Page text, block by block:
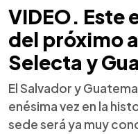
VIDEO. Este
del próximo
Selecta y
El Salvador y
enésima vez en la
sede será ya muy